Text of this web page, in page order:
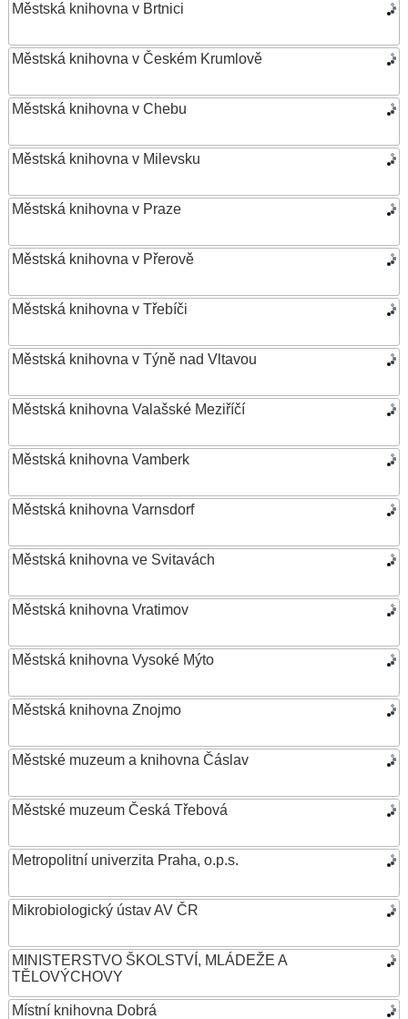
Městská knihovna v Brtnici
Městská knihovna v Českém Krumlově
Městská knihovna v Chebu
Městská knihovna v Milevsku
Městská knihovna v Praze
Městská knihovna v Přerově
Městská knihovna v Třebíči
Městská knihovna v Týně nad Vltavou
Městská knihovna Valašské Meziříčí
Městská knihovna Vamberk
Městská knihovna Varnsdorf
Městská knihovna ve Svitavách
Městská knihovna Vratimov
Městská knihovna Vysoké Mýto
Městská knihovna Znojmo
Městské muzeum a knihovna Čáslav
Městské muzeum Česká Třebová
Metropolitní univerzita Praha, o.p.s.
Mikrobiologický ústav AV ČR
MINISTERSTVO ŠKOLSTVÍ, MLÁDEŽE A
TĚLOVÝCHOVY
Místní knihovna Dobrá